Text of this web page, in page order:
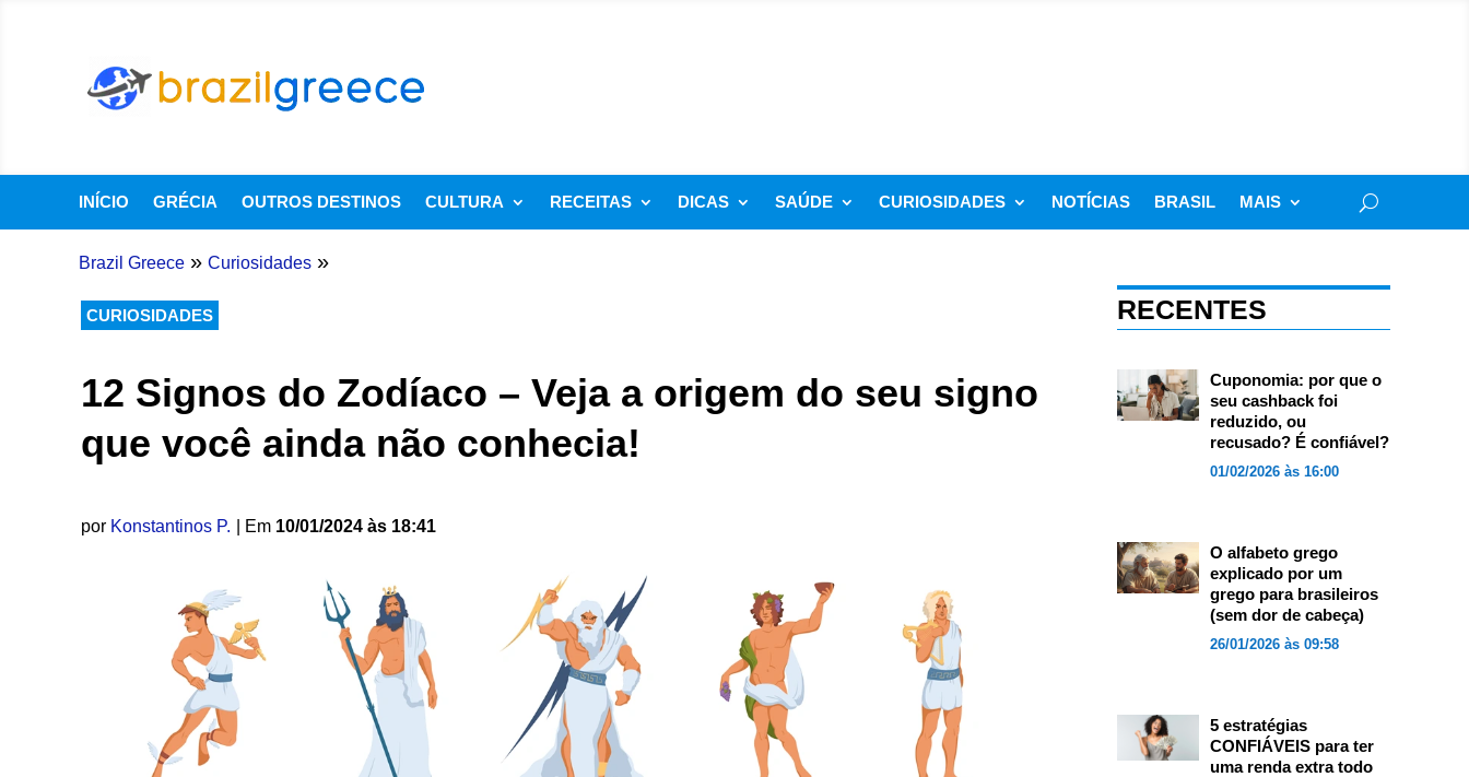
INÍCIO GRÉCIA OUTROS DESTINOS CULTURA RECEITAS DICAS SAÚDE CURIOSIDADES NOTÍCIAS BRASIL MAIS
Brazil Greece » Curiosidades »
CURIOSIDADES
12 Signos do Zodíaco – Veja a origem do seu signo
que você ainda não conhecia!
por Konstantinos P. | Em 10/01/2024 às 18:41
RECENTES
Cuponomia: por que o
seu cashback foi
reduzido, ou
recusado? É confiável?
01/02/2026 às 16:00
O alfabeto grego
explicado por um
grego para brasileiros
(sem dor de cabeça)
26/01/2026 às 09:58
5 estratégias
CONFIÁVEIS para ter
uma renda extra todo